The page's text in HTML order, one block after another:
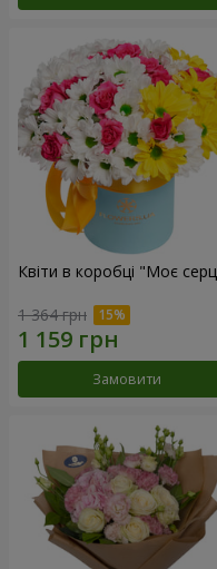
Квіти в коробці "Моє
1 364 грн
Замовити